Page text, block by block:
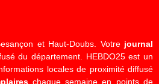
et Haut-Doubs. Votre journal
du département. HEBDO25 est un
locales de proximité diffusé
chaque semaine en points de